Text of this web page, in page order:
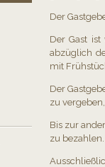
Der
Der Gast
abzüglich
mit
Der
zu
Bis zur
zu bezahlen.